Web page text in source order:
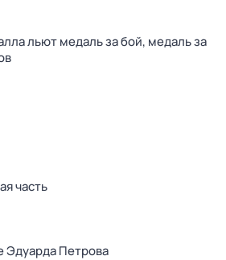
льют медаль за бой, медаль за
часть
Эдуарда Петрова